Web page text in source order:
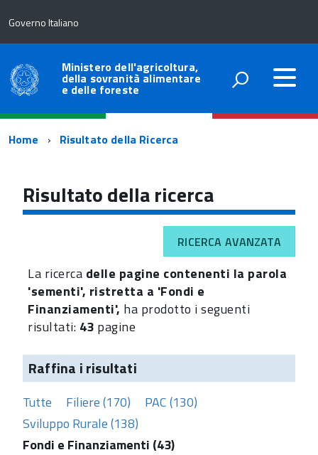
Governo Italiano
Ministero dell'agricoltura,
della sovranità alimentare
e delle foreste
Percorso
navigazione
Home Risultato della Ricerca
Risultato della ricerca
RICERCA AVANZATA
La ricerca delle pagine contenenti la parola
'sementi', ristretta a 'Fondi e
Finanziamenti', ha prodotto i seguenti
risultati: 43 pagine
Raffina i risultati
Tutte Filiere (170)
PAC (130)
Sviluppo Rurale (138)
Fondi e Finanziamenti (43)